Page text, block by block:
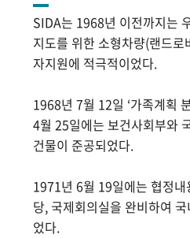
SIDA는 1968년 이전까지는
지도를 위한 소형차량(랜드
자지원에 적극적이었다.
1968년 7월 12일 ‘가족계획
4월 25일에는 보건사회부와
건물이 준공되었다.
1971년 6월 19일에는 협정
당, 국제회의실을 완비하여
었다.